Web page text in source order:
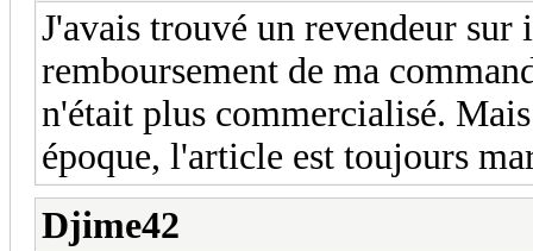
J'avais trouvé un revendeur sur
remboursement de ma
n'était plus commercialisé.
époque, l'article est toujours
Djime42